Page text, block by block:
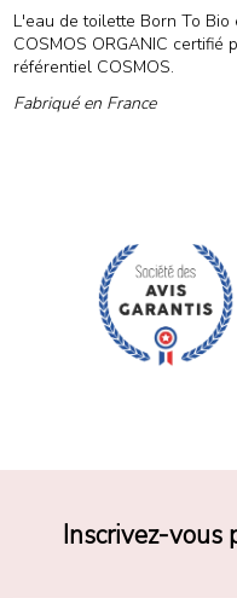
L'eau de toilette Born To
COSMOS ORGANIC certifié
référentiel COSMOS.
Fabriqué en France
Inscrivez-vous